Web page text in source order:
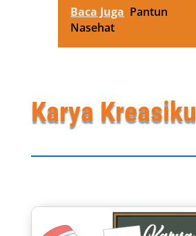
Baca Juga Pantun
Nasehat
Karya Kreasiku